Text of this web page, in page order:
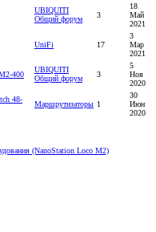
UBIQUITI
Общий форум
3
18
Май
2021
UniFi 17
3
Мар
2021
400
UBIQUITI
Общий форум
3
5
Ноя
2020
48-
Маршрутизаторы 1
30
Июн
2020
(NanoStation Loco M2)